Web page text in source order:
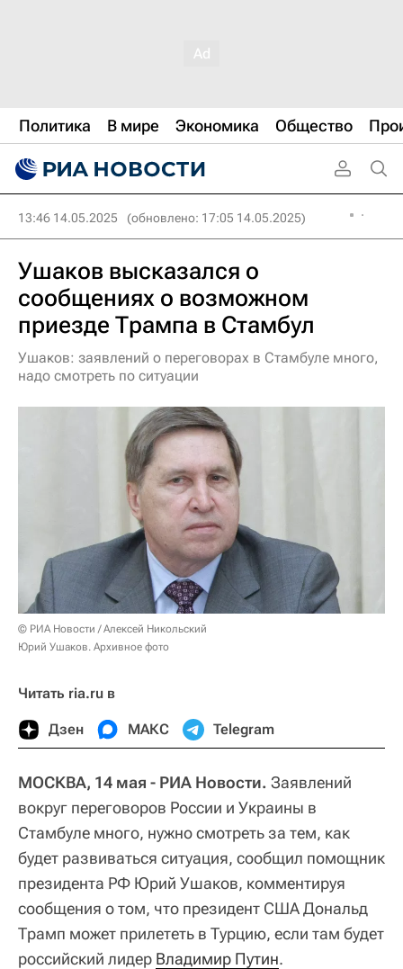
Политика В мире Экономика Общество
13:46 14.05.2025 (обновлено: 17:05 14.05.2025)
Ушаков высказался о
сообщениях о возможном
приезде Трампа в Стамбул
Ушаков: заявлений о переговорах в Стамбуле много,
надо смотреть по ситуации
© РИА Новости / Алексей Никольский
Юрий Ушаков. Архивное фото
Читать ria.ru в
Дзен МАКС Telegram
МОСКВА, 14 мая - РИА Новости. Заявлений
вокруг переговоров России и Украины в
Стамбуле много, нужно смотреть за тем, как
будет развиваться ситуация, сообщил помощник
президента РФ Юрий Ушаков, комментируя
сообщения о том, что президент США Дональд
Трамп может прилететь в Турцию, если там будет
российский лидер Владимир Путин.